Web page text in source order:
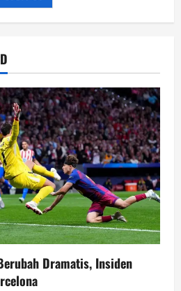
Dramatis, Insiden